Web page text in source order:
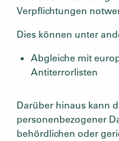
Verpflichtungen
Dies können unter
Abgleiche mit
Antiterrorlisten
Darüber hinaus kann
personenbezogener
behördlichen oder